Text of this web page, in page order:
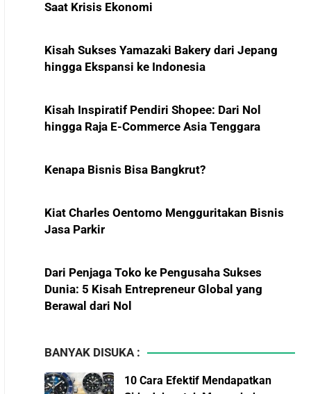
Para Pemain?
Baru Energi Nasional dan
Menekan Impor BBM?
Penghalang Menuju
Bisnis-Bisnis dan
Eropa
Kisah Sukses Yamazaki Bakery dari Jepang
Kisah Inspiratif Pendiri Shopee: Dari Nol
Kenapa Bisnis Bisa Bangkrut?
Kiat Charles Oentomo Mengguritakan Bisnis
Dari Penjaga Toko ke Pengusaha Sukses
Kiat Keluarga Widjaja Membangun STA Group,
Maju, Wajib Dihindari Pengusaha
BANYAK DISUKA :
10 Cara Efektif Mendapatkan